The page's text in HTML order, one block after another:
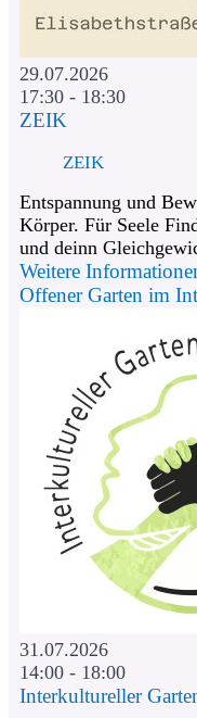
29.07.2026
17:30 - 18:30
ZEIK
ZEIK
Entspannung und
Körper. Für Seele
und deinn
Weitere
Offener Garten im
31.07.2026
14:00 - 18:00
Interkultureller